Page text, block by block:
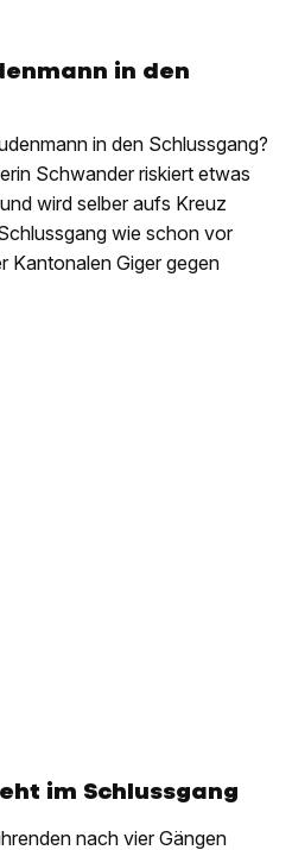
in den
in den Schlussgang?
Schwander riskiert etwas
wird selber aufs Kreuz
wie schon vor
Kantonalen Giger gegen
im Schlussgang
nach vier Gängen